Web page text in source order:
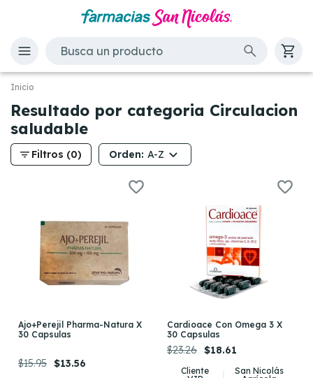
Inicio
Resultado por categoria Circulacion
saludable
filter_list Filtros (0) Orden: A-Z
Ajo+Perejil Pharma-Natura X
30 Capsulas
$15.95 $13.56
Cardioace Con Omega 3 X
30 Capsulas
$23.26 $18.61
Cliente
San Nicolás